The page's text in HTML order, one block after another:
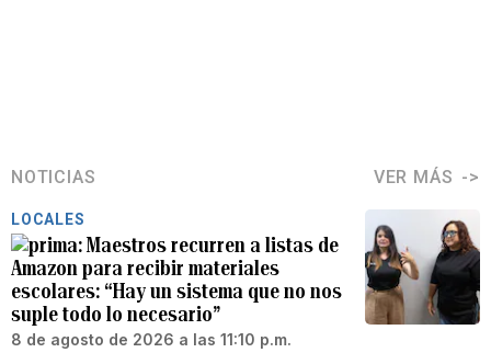
NOTICIAS VER MÁS
LOCALES
Maestros recurren a listas de
Amazon para recibir materiales
escolares: “Hay un sistema que no nos
suple todo lo necesario”
8 de agosto de 2026 a las 11:10 p.m.